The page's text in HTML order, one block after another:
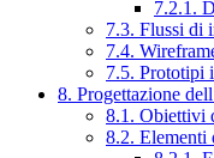
7.2.1.
7.3. Flussi di
7.4.
7.5. Prototipi
8. Progettazione
8.1. Obiettivi
8.2. Elementi